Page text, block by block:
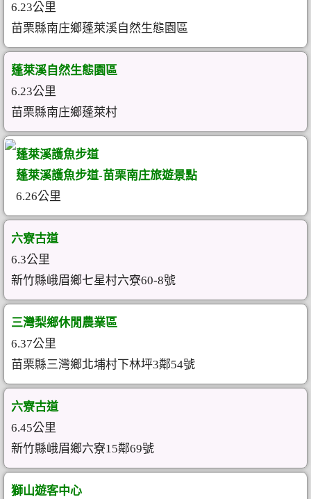
6.23公里
苗栗縣南庄鄉蓬萊溪自然生態園區
蓬萊溪自然生態園區
6.23公里
苗栗縣南庄鄉蓬萊村
蓬萊溪護魚步道
蓬萊溪護魚步道-苗栗南庄旅遊景點
6.26公里
六寮古道
6.3公里
新竹縣峨眉鄉七星村六寮60-8號
三灣梨鄉休閒農業區
6.37公里
苗栗縣三灣鄉北埔村下林坪3鄰54號
六寮古道
6.45公里
新竹縣峨眉鄉六寮15鄰69號
獅山遊客中心